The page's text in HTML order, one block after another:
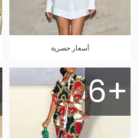
أسعار حصرية
6+